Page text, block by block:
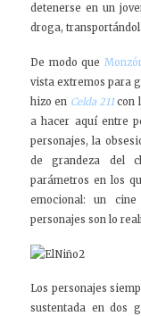
detenerse en un
droga,
De modo que
vista extremos para
hizo en Celda 211con
a hacer aquí entre
personajes, la
de grandeza del
parámetros en los
emocional: un
personajes son lo
Los personajes
sustentada en dos